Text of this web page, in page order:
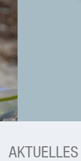
AKTUELLES